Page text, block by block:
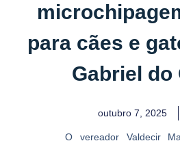
para cães e
Gabriel do
outubro 7, 2025
O vereador Valdecir